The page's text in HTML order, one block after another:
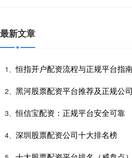
最新文章
1、恒指开户配资流程与正规平台指
2、 黑河股票配资平台推荐及正规公
3、恒信宝配资：正规平台安全可靠
4、 深圳股票配资公司十大排名榜